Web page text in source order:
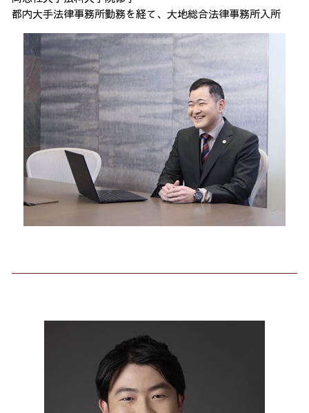
都内大手法律事務所勤務を経て、大地総合法律事務所入所